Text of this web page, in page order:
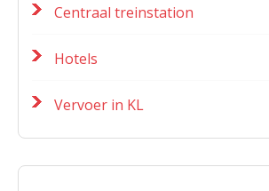
Centraal treinstation
Hotels
Vervoer in KL